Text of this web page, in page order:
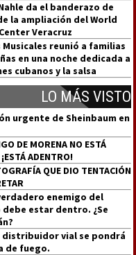
da el banderazo de
la ampliación del World
Veracruz
Musicales reunió a familias
en una noche dedicada a
cubanos y la salsa
LO MÁS VISTO
urgente de Sheinbaum en
DE MORENA NO ESTÁ
ADENTRO!
QUE DIO TENTACIÓN
enemigo del
estar dentro. ¿Se
distribuidor vial se pondrá
de fuego.